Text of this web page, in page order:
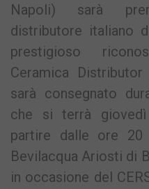
Napoli) sarà
distributore italiano
prestigioso
Ceramica
sarà consegnato
che si terrà
partire dalle ore
Bevilacqua Ariosti di
in occasione del